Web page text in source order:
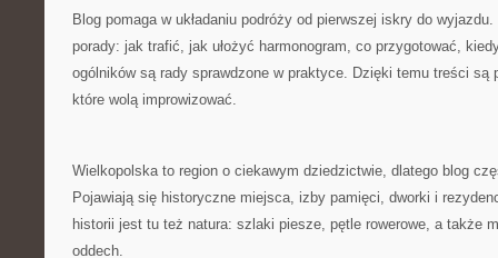
Blog pomaga w układaniu podróży od pierwszej iskry do
porady: jak trafić, jak ułożyć harmonogram, co przygotować,
ogólników są rady sprawdzone w praktyce. Dzięki temu treści są
które wolą improwizować.
Wielkopolska to region o ciekawym dziedzictwie, dlatego blog
Pojawiają się historyczne miejsca, izby pamięci, dworki i
historii jest tu też natura: szlaki piesze, pętle rowerowe, a także
oddech.